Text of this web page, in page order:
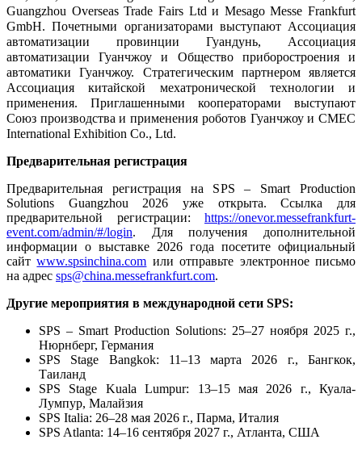
Guangzhou Overseas Trade Fairs Ltd и Mesago Messe Frankfurt
GmbH. Почетными организаторами выступают Ассоциация
автоматизации провинции Гуандунь, Ассоциация
автоматизации Гуанчжоу и Общество приборостроения и
автоматики Гуанчжоу. Стратегическим партнером является
Ассоциация китайской мехатронической технологии и
применения. Приглашенными кооператорами выступают
Союз производства и применения роботов Гуанчжоу и CMEC
International Exhibition Co., Ltd.
Предварительная регистрация
Предварительная регистрация на SPS – Smart Production
Solutions Guangzhou 2026 уже открыта. Ссылка для
предварительной регистрации: https://onevor.messefrankfurt-
event.com/admin/#/login. Для получения дополнительной
информации о выставке 2026 года посетите официальный
сайтwww.spsinchina.com или отправьте электронное письмо
на адрес sps@china.messefrankfurt.com.
Другие мероприятия в международной сети SPS:
SPS – Smart Production Solutions: 25–27 ноября 2025 г.,
Нюрнберг, Германия
SPS Stage Bangkok: 11–13 марта 2026 г., Бангкок,
Таиланд
SPS Stage Kuala Lumpur: 13–15 мая 2026 г., Куала-
Лумпур, Малайзия
SPS Italia: 26–28 мая 2026 г., Парма, Италия
SPS Atlanta: 14–16 сентября 2027 г., Атланта, США